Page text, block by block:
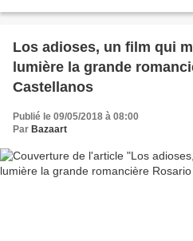
Los adioses, un film qui
lumière la grande
Castellanos
Publié le 09/05/2018 à 08:00
Par Bazaart